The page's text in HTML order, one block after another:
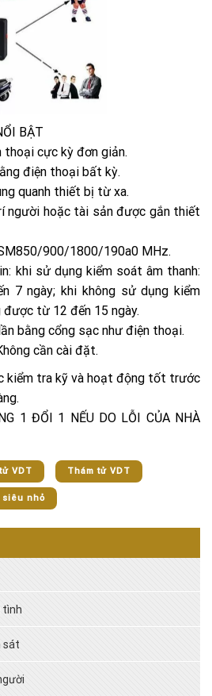
BẬT
cực kỳ đơn giản.
điện thoại bất kỳ.
quanh thiết bị từ xa.
người hoặc tài sản được gắn thiết
900/1800/190a0 MHz.
khi sử dụng kiểm soát âm thanh:
7 ngày; khi không sử dụng kiểm
từ 12 đến 15 ngày.
bằng cổng sạc như điện thoại.
cần cài đặt.
kiểm tra kỹ và hoạt động tốt trước
1 ĐỔI 1 NẾU DO LỖI CỦA NHÀ
VDT Thám tử VDT
nhỏ
tình
sát